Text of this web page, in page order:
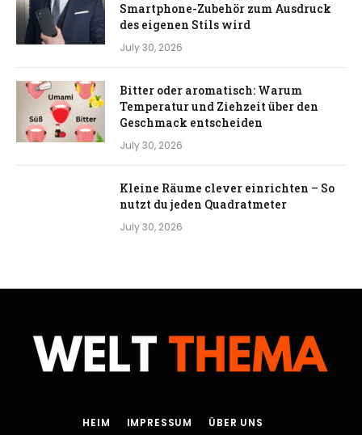
Smartphone-Zubehör zum Ausdruck
des eigenen Stils wird
July 30, 2026
Bitter oder aromatisch: Warum
Temperatur und Ziehzeit über den
Geschmack entscheiden
July 30, 2026
Kleine Räume clever einrichten – So
nutzt du jeden Quadratmeter
July 30, 2026
HEIM IMPRESSUM ÜBER UNS